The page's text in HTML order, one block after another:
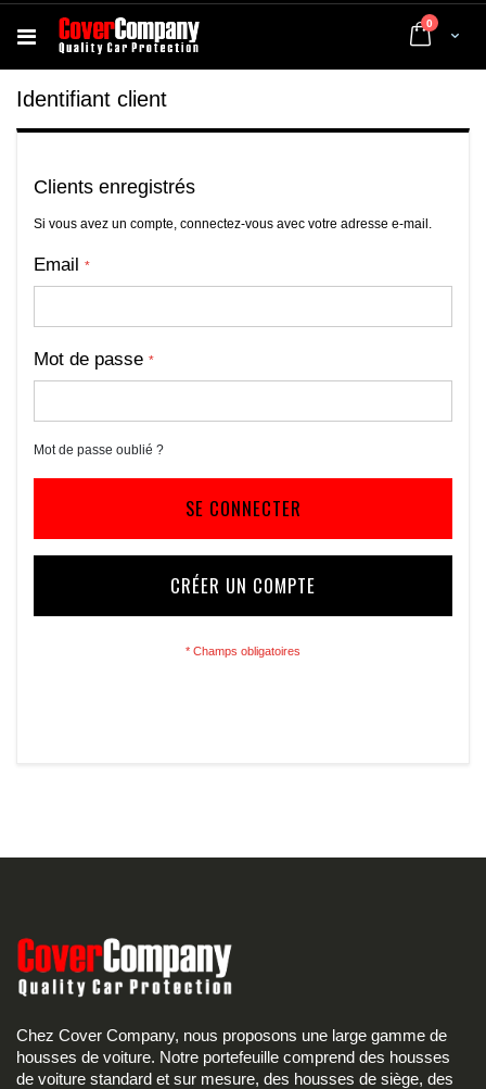
Cart
0 articles
Identifiant client
Clients enregistrés
Si vous avez un compte, connectez-vous avec votre adresse e-mail.
Email
Mot de passe
Mot de passe oublié ?
SE CONNECTER
CRÉER UN COMPTE
Chez Cover Company, nous proposons une large gamme de
housses de voiture. Notre portefeuille comprend des housses
de voiture standard et sur mesure, des housses de siège, des